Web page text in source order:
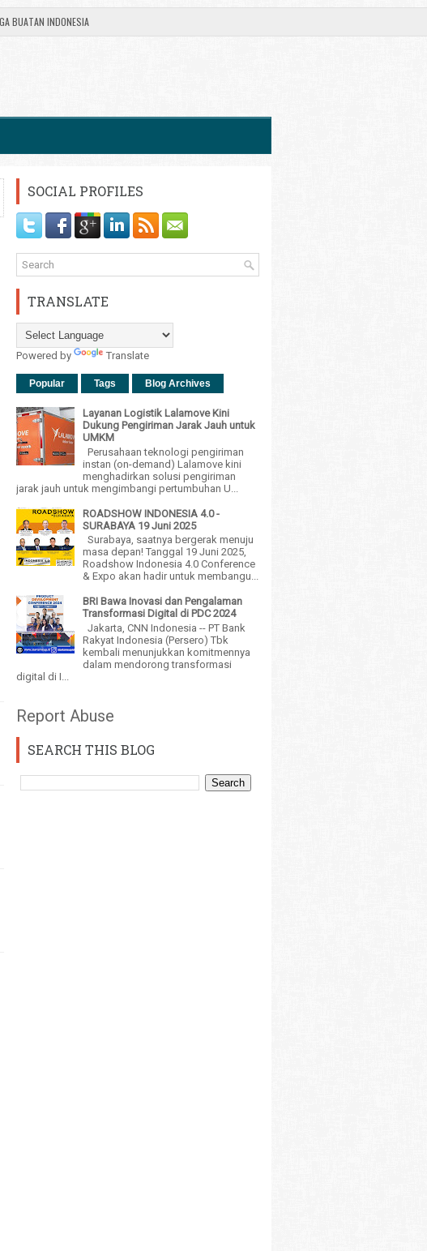
BUATAN INDONESIA
SOCIAL PROFILES
TRANSLATE
Powered by Translate
Popular Tags Blog Archives
Layanan Logistik Lalamove Kini
Dukung Pengiriman Jarak Jauh untuk
UMKM
Perusahaan teknologi pengiriman
instan (on-demand) Lalamove kini
menghadirkan solusi pengiriman
jarak jauh untuk mengimbangi pertumbuhan U...
ROADSHOW INDONESIA 4.0 -
SURABAYA 19 Juni 2025
Surabaya, saatnya bergerak menuju
masa depan! Tanggal 19 Juni 2025,
Roadshow Indonesia 4.0 Conference
& Expo akan hadir untuk membangu...
BRI Bawa Inovasi dan Pengalaman
Transformasi Digital di PDC 2024
Jakarta, CNN Indonesia -- PT Bank
Rakyat Indonesia (Persero) Tbk
kembali menunjukkan komitmennya
dalam mendorong transformasi
digital di I...
Report Abuse
SEARCH THIS BLOG